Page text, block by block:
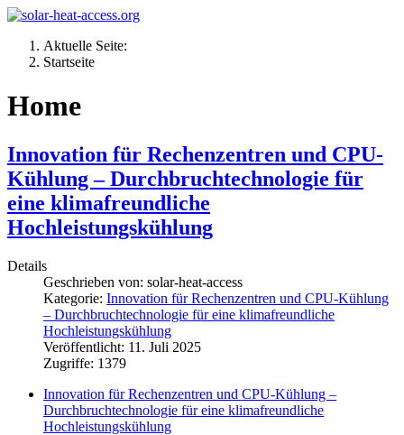
Aktuelle Seite:
Startseite
Home
Innovation für Rechenzentren und CPU-
Kühlung – Durchbruchtechnologie für
eine klimafreundliche
Hochleistungskühlung
Details
Geschrieben von: solar-heat-access
Kategorie: Innovation für Rechenzentren und CPU-Kühlung
– Durchbruchtechnologie für eine klimafreundliche
Hochleistungskühlung
Veröffentlicht: 11. Juli 2025
Zugriffe: 1379
Innovation für Rechenzentren und CPU-Kühlung –
Durchbruchtechnologie für eine klimafreundliche
Hochleistungskühlung